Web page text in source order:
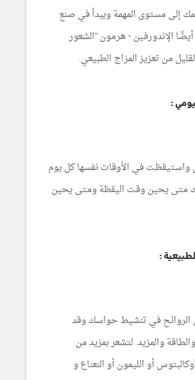
إلى مستوى المهمة ويبدأ في صنع
أيضًا الإندورفين - هرمون "الشعور
من تعزيز المزاج الطبيعي.
:
واستيقظت في الأوقات نفسها كل يوم
متى يحين وقت اليقظة ومتى يحين
:
في تنشيط حواسك وقد
والمزيد. لتشعر بمزيد من
أو الليمون أو النعناع و